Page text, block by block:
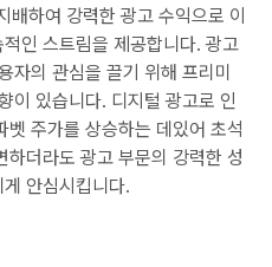
하여 강력한 광고 수익으로 이
인 스트림을 제공합니다. 광고
자의 관심을 끌기 위해 프리미
이 있습니다. 디지털 광고로 인
주가를 상승하는 데있어 초석
하더라도 광고 부문의 강력한 성
안심시킵니다.